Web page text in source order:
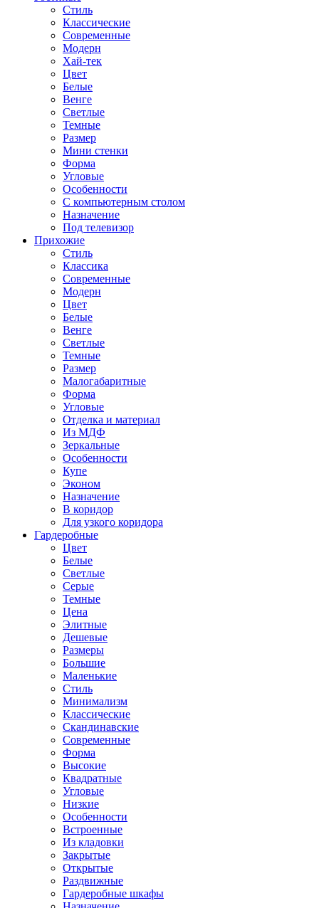
Стиль
Классические
Современные
Модерн
Хай-тек
Цвет
Белые
Венге
Светлые
Темные
Размер
Мини стенки
Форма
Угловые
Особенности
С компьютерным столом
Назначение
Под телевизор
Прихожие
Стиль
Классика
Современные
Модерн
Цвет
Белые
Венге
Светлые
Темные
Размер
Малогабаритные
Форма
Угловые
Отделка и материал
Из МДФ
Зеркальные
Особенности
Купе
Эконом
Назначение
В коридор
Для узкого коридора
Гардеробные
Цвет
Белые
Светлые
Серые
Темные
Цена
Элитные
Дешевые
Размеры
Большие
Маленькие
Стиль
Минимализм
Классические
Скандинавские
Современные
Форма
Высокие
Квадратные
Угловые
Низкие
Особенности
Встроенные
Из кладовки
Закрытые
Открытые
Раздвижные
Гардеробные шкафы